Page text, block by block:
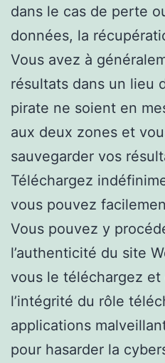
dans le cas de perte
données, la
Vous avez à
résultats dans un lieu
pirate ne soient en
aux deux zones et
sauvegarder vos
Téléchargez
vous pouvez
Vous pouvez y
l’authenticité du site
vous le téléchargez
l’intégrité du rôle
applications
pour hasarder la